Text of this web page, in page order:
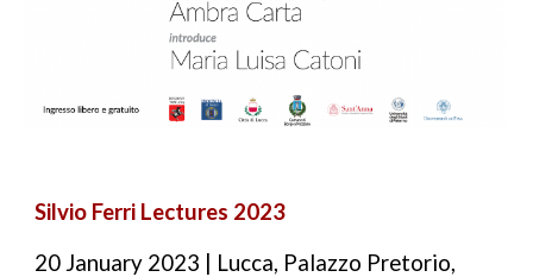
Silvio Ferri Lectures 2023
20 January 2023 | Lucca, Palazzo Pretorio,